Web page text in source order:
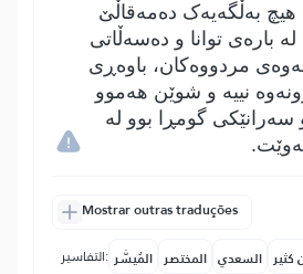
ھیچ بەڵگەیەک دەمەقاڵێ
بارەی توانا و دەسەڵاتی
مردووەکان، باوەڕی
نییە و شوێن ھەموو
سەرانێکی گومڕا بوو لە
Mostrar outras traduções
التفاسير: المُيسَّر المختصر السعدي كثير